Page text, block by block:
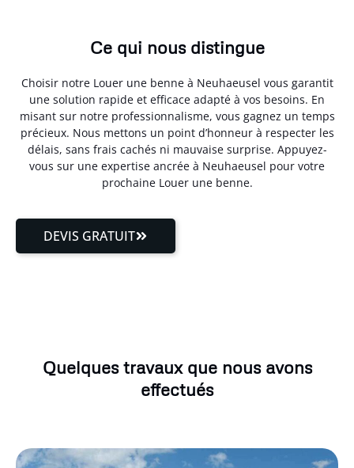
Ce qui nous distingue
Choisir notre Louer une benne à Neuhaeusel vous garantit
une solution rapide et efficace adapté à vos besoins. En
misant sur notre professionnalisme, vous gagnez un temps
précieux. Nous mettons un point d’honneur à respecter les
délais, sans frais cachés ni mauvaise surprise. Appuyez-
vous sur une expertise ancrée à Neuhaeusel pour votre
prochaine Louer une benne.
DEVIS GRATUIT
Quelques travaux que nous avons
effectués